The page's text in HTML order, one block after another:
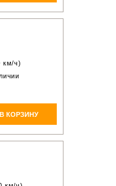
км/ч)
В КОРЗИНУ